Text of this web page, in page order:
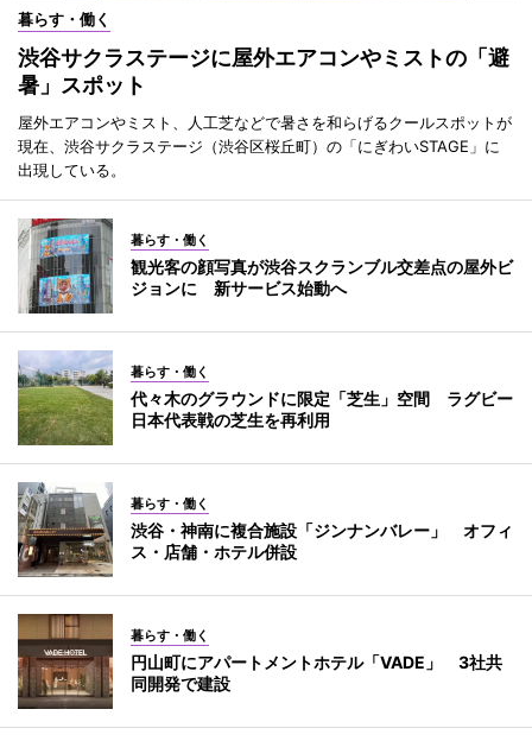
暮らす・働く
渋谷サクラステージに屋外エアコンやミストの「避
暑」スポット
屋外エアコンやミスト、人工芝などで暑さを和らげるクールスポットが
現在、渋谷サクラステージ（渋谷区桜丘町）の「にぎわいSTAGE」に
出現している。
暮らす・働く
観光客の顔写真が渋谷スクランブル交差点の屋外ビ
ジョンに 新サービス始動へ
暮らす・働く
代々木のグラウンドに限定「芝生」空間 ラグビー
日本代表戦の芝生を再利用
暮らす・働く
渋谷・神南に複合施設「ジンナンバレー」 オフィ
ス・店舗・ホテル併設
暮らす・働く
円山町にアパートメントホテル「VADE」 3社共
同開発で建設